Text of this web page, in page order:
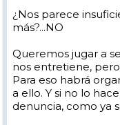
¿Nos parece
más?...NO
Queremos jugar a
nos entretiene,
Para eso habrá
a ello. Y si no lo
denuncia, como ya